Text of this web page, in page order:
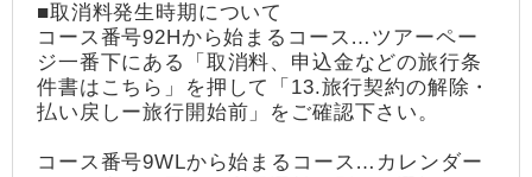
■取消料発生時期について
コース番号92Hから始まるコース…ツアーペー
ジ一番下にある「取消料、申込金などの旅行条
件書はこちら」を押して「13.旅行契約の解除・
払い戻しー旅行開始前」をご確認下さい。
コース番号9WLから始まるコース…カレンダー